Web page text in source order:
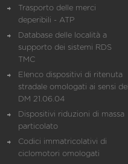
Trasporto delle merci
deperibili - ATP
Database delle località a
supporto dei sistemi RDS
TMC
Elenco dispositivi di ritenuta
stradale omologati ai sensi del
DM 21.06.04
Dispositivi riduzioni di massa
particolato
Codici immatricolativi di
ciclomotori omologati